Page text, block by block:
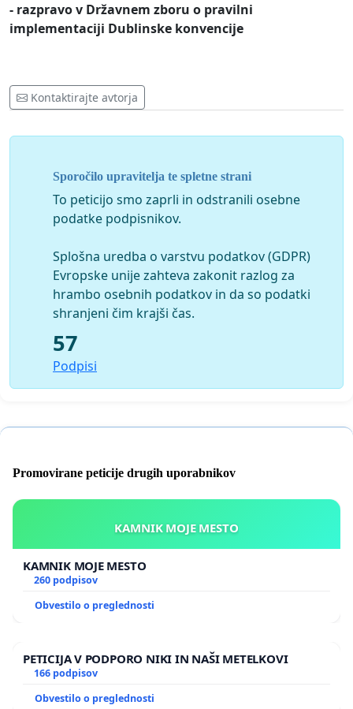
- razpravo v Državnem zboru o pravilni
implementaciji Dublinske konvencije
Kontaktirajte avtorja
Sporočilo upravitelja te spletne strani
To peticijo smo zaprli in odstranili osebne
podatke podpisnikov.
Splošna uredba o varstvu podatkov (GDPR)
Evropske unije zahteva zakonit razlog za
hrambo osebnih podatkov in da so podatki
shranjeni čim krajši čas.
57
Podpisi
Promovirane peticije drugih uporabnikov
KAMNIK MOJE MESTO
KAMNIK MOJE MESTO
260 podpisov
Obvestilo o preglednosti
PETICIJA V PODPORO NIKI IN NAŠI METELKOVI
166 podpisov
Obvestilo o preglednosti